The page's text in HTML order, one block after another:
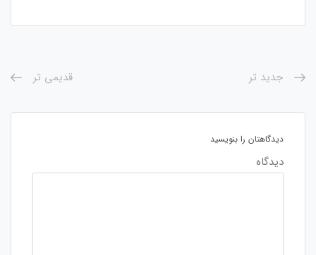
جدید تر قدیمی تر
دیدگاهتان را بنویسید
دیدگاه